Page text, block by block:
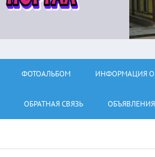
ФОТОАЛЬБОМ ИНФОРМАЦИЯ
ОБРАТНАЯ СВЯЗЬ ОБЪЯВЛЕНИЯ